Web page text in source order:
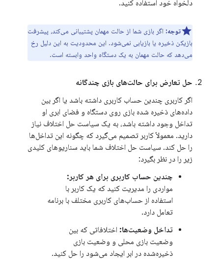
دلخواه خود استفاده کنید.
توجه: اگر بازی شما از حالت مهمان پشتیبانی می‌کند، پیشرفت
بازیکن ذخیره یا بازیابی نمی‌شود. این محدودیت به این دلیل رخ
می‌دهد که حالت مهمان به یک دستگاه واحد وابسته است.
حل تعارض برای حالت‌های بازی چندگانه
اگر کاربری چندین حساب کاربری داشته باشد یا اگر بین
داده‌های ذخیره شده بازی روی دستگاه و فضای ابری او
تداخل وجود داشته باشد، به یک سیاست حل اختلاف نیاز
دارید. معمولاً کاربر تصمیم می‌گیرد که چگونه این تداخل‌ها
را حل کند. سیاست حل اختلاف شما باید سناریوهای کلیدی
زیر را در نظر بگیرد:
چندین حساب کاربری برای هر کاربر:
مواردی را مدیریت کنید که یک کاربر با
استفاده از حساب‌های کاربری مختلف با برنامه
تعامل دارد.
تداخل وضعیت‌ها: اختلافاتی که بین
وضعیت بازی محلی و وضعیت بازی
ذخیره‌شده در ابر ایجاد می‌شود را حل کنید.